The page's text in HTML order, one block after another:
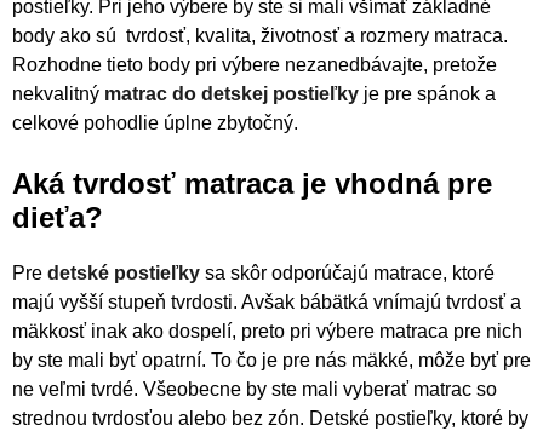
postieľky. Pri jeho výbere by ste si mali všímať základné
body ako sú tvrdosť, kvalita, životnosť a rozmery matraca.
Rozhodne tieto body pri výbere nezanedbávajte, pretože
nekvalitný matrac do detskej postieľky je pre spánok a
celkové pohodlie úplne zbytočný.
Aká tvrdosť matraca je vhodná pre
dieťa?
Pre detské postieľky sa skôr odporúčajú matrace, ktoré
majú vyšší stupeň tvrdosti. Avšak bábätká vnímajú tvrdosť a
mäkkosť inak ako dospelí, preto pri výbere matraca pre nich
by ste mali byť opatrní. To čo je pre nás mäkké, môže byť pre
ne veľmi tvrdé. Všeobecne by ste mali vyberať matrac so
strednou tvrdosťou alebo bez zón. Detské postieľky, ktoré by